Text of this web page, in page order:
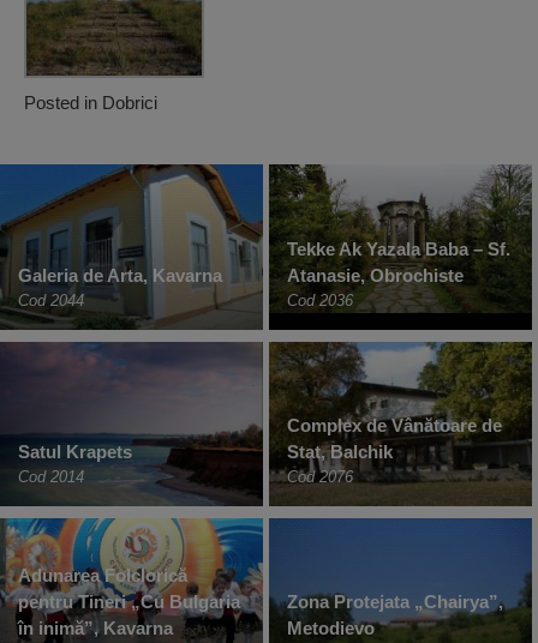
Posted in Dobrici
Galeria de Arta, Kavarna
Cod 2044
Tekke Ak Yazala Baba – Sf.
Atanasie, Obrochiste
Cod 2036
Satul Krapets
Cod 2014
Complex de Vânătoare de
Stat, Balchik
Cod 2076
Adunarea Folclorică
pentru Tineri „Cu Bulgaria
în inimă”, Kavarna
Zona Protejata „Chairya”,
Metodievo